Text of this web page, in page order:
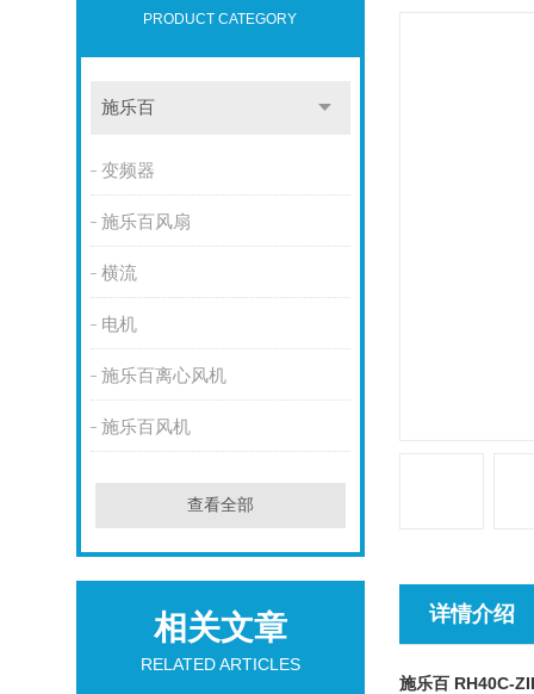
PRODUCT CATEGORY
施乐百
变频器
施乐百风扇
横流
电机
施乐百离心风机
施乐百风机
查看全部
相关文章
RELATED ARTICLES
详情介绍
施乐百 RH40C-